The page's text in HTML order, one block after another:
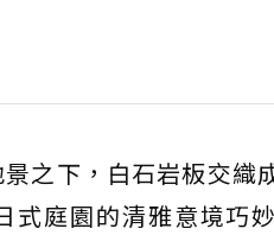
之下，白石岩板交織
庭園的清雅意境巧